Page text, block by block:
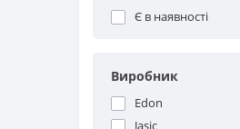
Є в наявності
Виробник
Edon
Jasic